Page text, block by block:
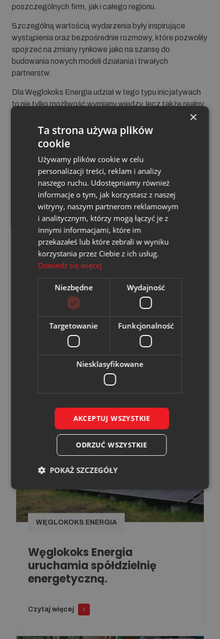
poszczególnych firm, jak i całego regionu.
Szczególną wartością wydarzenia były inspirujące
wystąpienia oraz bezpośrednie rozmowy, które pozwoliły
spojrzeć na zmiany rynkowe jako na szansę do
budowania nowych modeli działania i trwałych
partnerstw.
Dla Węglokoks Energia udział w tego typu inicjatywach
to nie tylko możliwość wymiany wiedzy, lecz także realny
wkład w rozwój dialogu gospodarczego i wzmacnianie
relacji biznesowych.
Dziękujemy organizatorom oraz wszystkim uczestnikom
sprzyjającą współpracy.
Czytaj także
WĘGLOKOKS ENERGIA NSE
Nowoczesna kogeneracja w
ZC Czeczott uruchomiona
Czytaj więcej
19.08.2025
WĘGLOKOKS ENERGIA
Węglokoks Energia
uruchamia spółdzielnię
energetyczną.
Czytaj więcej
×
Ta strona używa plików
cookie
Używamy plików cookie w celu
personalizacji treści, reklam i analizy
naszego ruchu. Udostępniamy również
informacje o tym, jak korzystasz z naszej
witryny, naszym partnerom reklamowym
i analitycznym, którzy mogą łączyć je z
innymi informacjami, które im
przekazałeś lub które zebrali w wyniku
korzystania przez Ciebie z ich usług.
Dowiedz się więcej
Niezbędne Wydajność
Targetowanie Funkcjonalność
Niesklasyfikowane
AKCEPTUJ WSZYSTKIE
ODRZUĆ WSZYSTKIE
POKAŻ SZCZEGÓŁY